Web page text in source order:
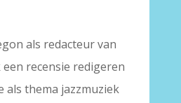
als redacteur van
recensie redigeren
als thema jazzmuziek